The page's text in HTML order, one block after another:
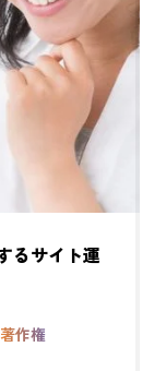
るサイト運
作権